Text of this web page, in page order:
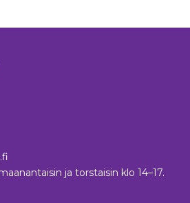
ja torstaisin klo 14–17.